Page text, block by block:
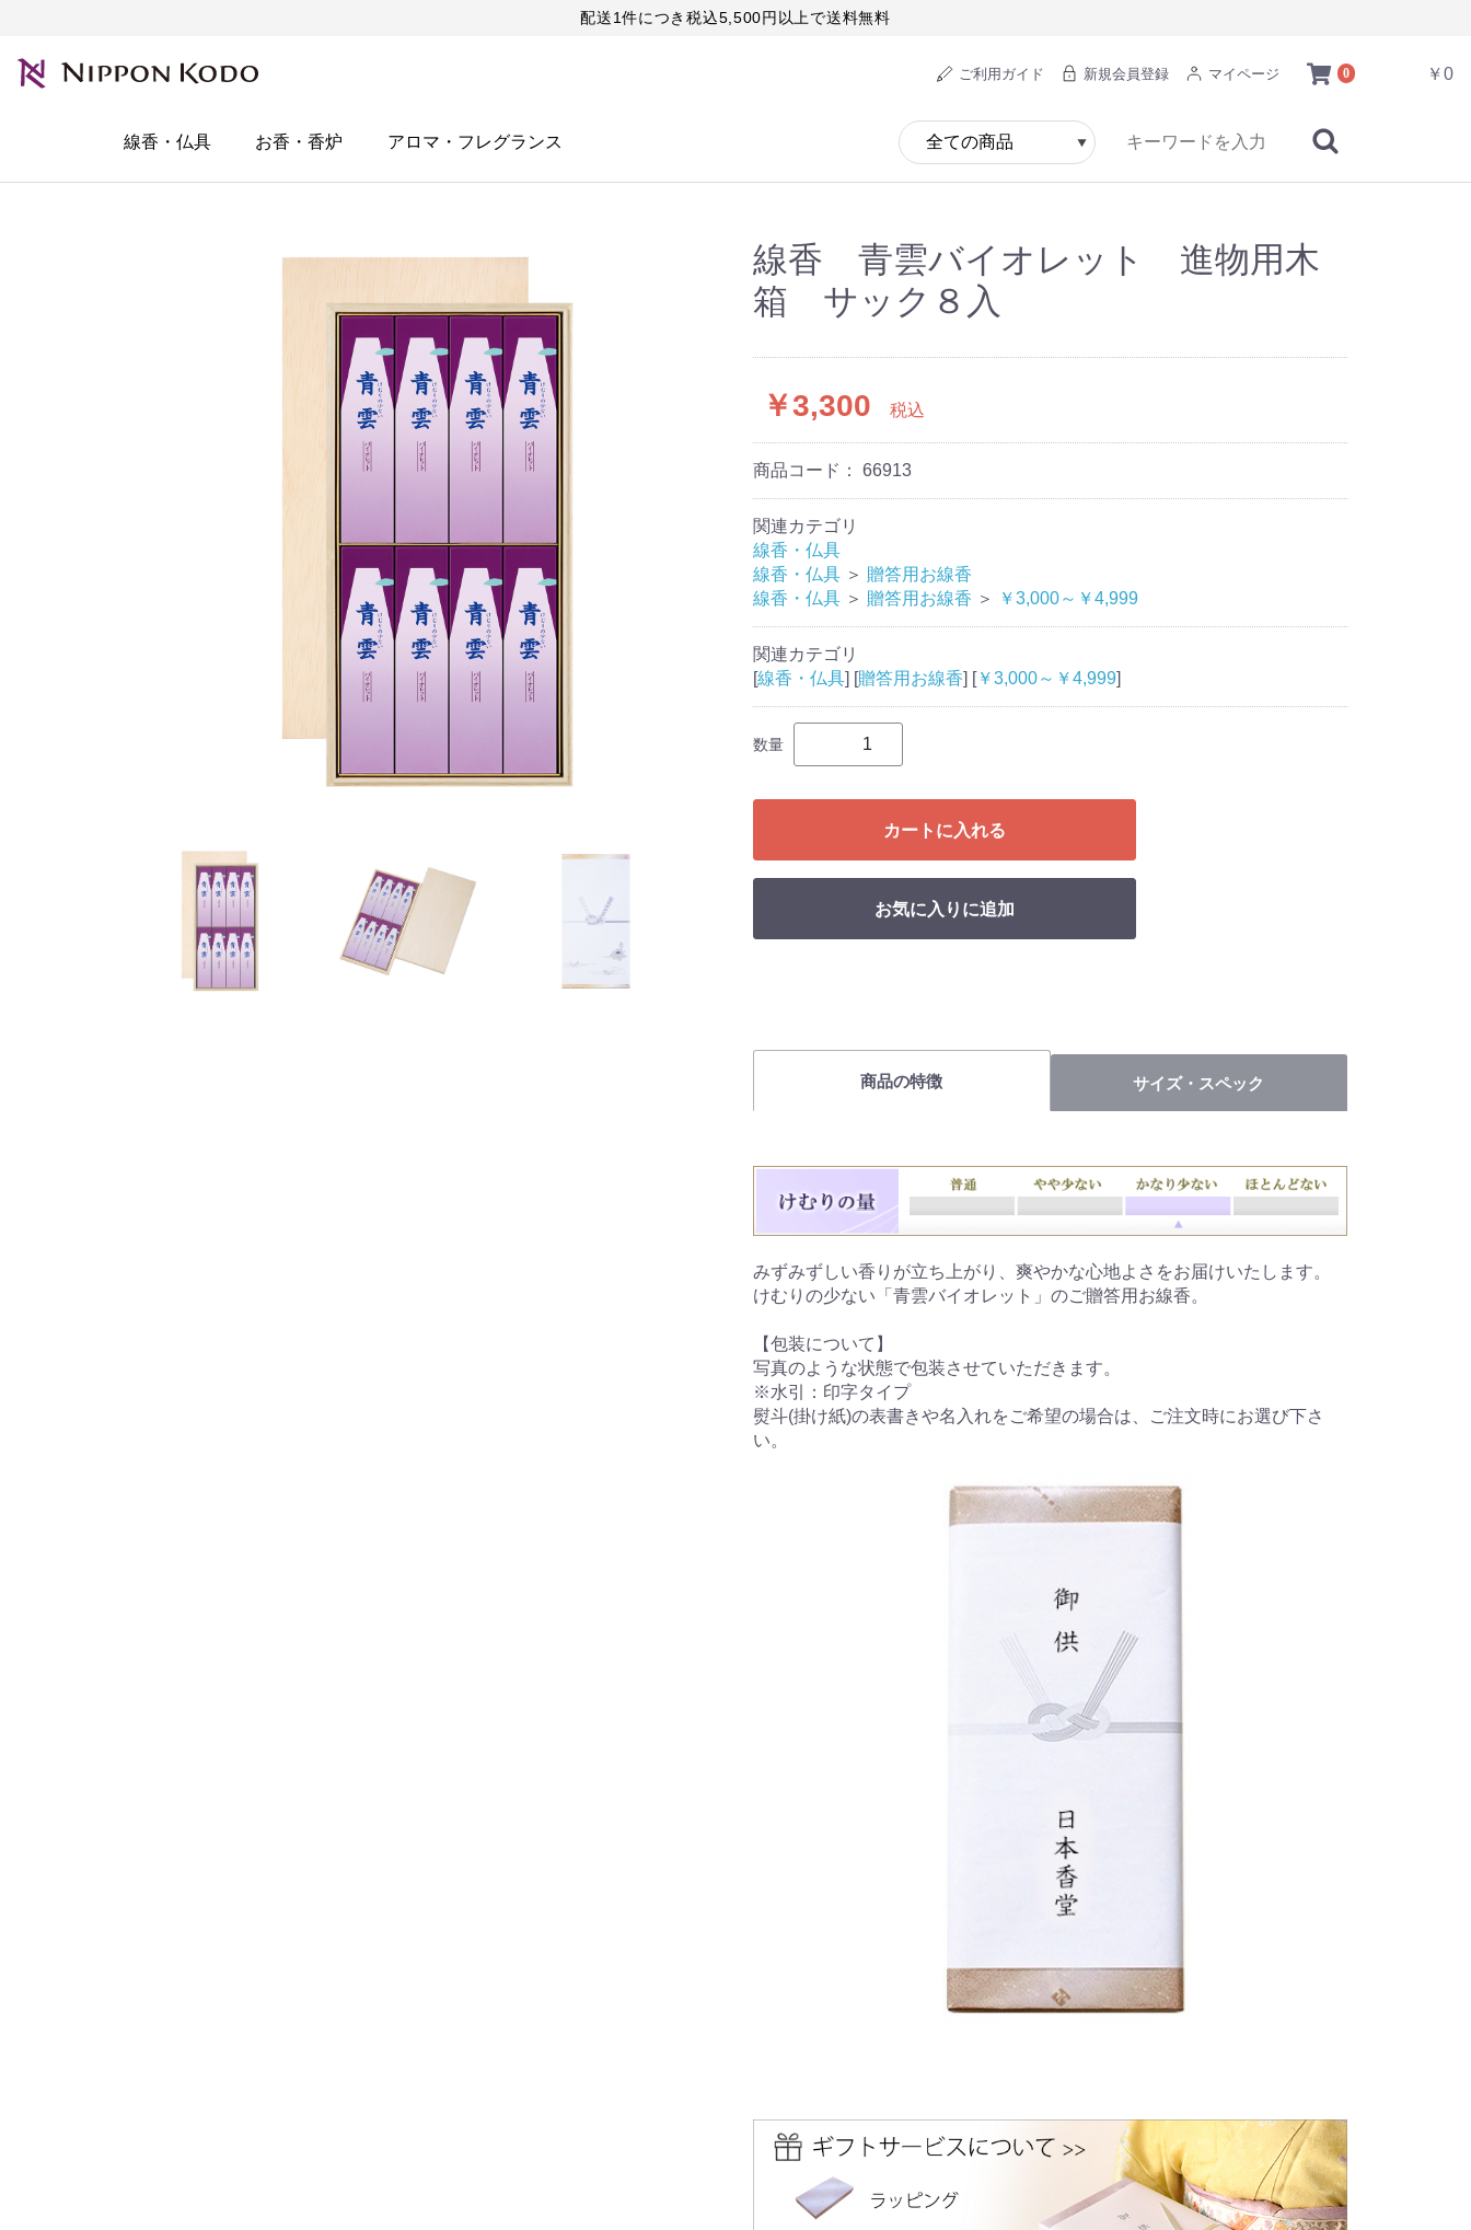
配送1件につき税込5,500円以上で送料無料
0 ￥0
ご利用ガイド 新規会員登録 マイページ
線香・仏具 お香・香炉 アロマ・フレグランス
線香 青雲バイオレット 進物用木
箱 サック８入
￥3,300 税込
商品コード： 66913
関連カテゴリ
線香・仏具
線香・仏具 ＞ 贈答用お線香
線香・仏具 ＞ 贈答用お線香 ＞ ￥3,000～￥4,999
関連カテゴリ
[線香・仏具] [贈答用お線香] [￥3,000～￥4,999]
数量
カートに入れる
お気に入りに追加
商品の特徴 サイズ・スペック
みずみずしい香りが立ち上がり、爽やかな心地よさをお届けいたします。
けむりの少ない「青雲バイオレット」のご贈答用お線香。
【包装について】
写真のような状態で包装させていただきます。
※水引：印字タイプ
熨斗(掛け紙)の表書きや名入れをご希望の場合は、ご注文時にお選び下さ
い。